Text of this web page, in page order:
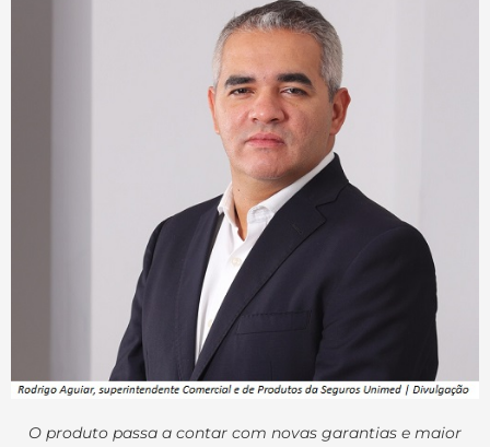
O produto passa a contar com novas garantias e maior